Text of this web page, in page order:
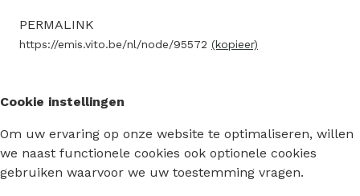
PERMALINK
https://emis.vito.be/nl/node/95572 (kopieer)
Cookie instellingen
Om uw ervaring op onze website te optimaliseren, willen
we naast functionele cookies ook optionele cookies
gebruiken waarvoor we uw toestemming vragen.